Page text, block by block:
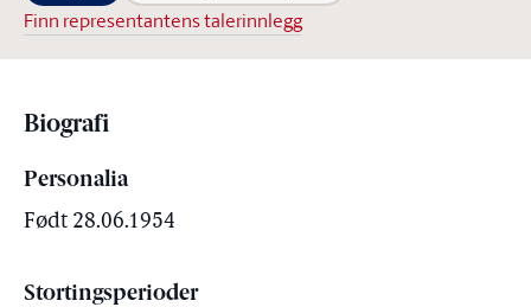
Finn representantens talerinnlegg
Biografi
Personalia
Født 28.06.1954
Stortingsperioder